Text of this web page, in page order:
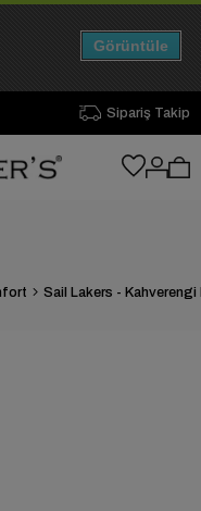
Sipariş Takip
Görüntüle